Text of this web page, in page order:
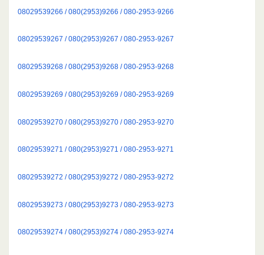
08029539266 / 080(2953)9266 / 080-2953-9266
08029539267 / 080(2953)9267 / 080-2953-9267
08029539268 / 080(2953)9268 / 080-2953-9268
08029539269 / 080(2953)9269 / 080-2953-9269
08029539270 / 080(2953)9270 / 080-2953-9270
08029539271 / 080(2953)9271 / 080-2953-9271
08029539272 / 080(2953)9272 / 080-2953-9272
08029539273 / 080(2953)9273 / 080-2953-9273
08029539274 / 080(2953)9274 / 080-2953-9274